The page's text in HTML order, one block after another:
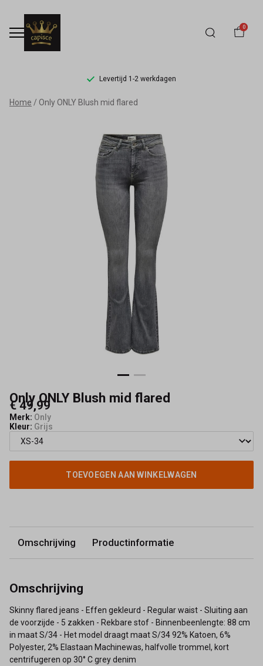
0
Levertijd 1-2 werkdagen
ONLY
Home Only ONLY Blush mid flared
Only ONLY Blush mid flared
€ 49,99
Merk: Only
Kleur: Grijs
TOEVOEGEN AAN WINKELWAGEN
Omschrijving Productinformatie
Omschrijving
Skinny flared jeans - Effen gekleurd - Regular waist - Sluiting aan
de voorzijde - 5 zakken - Rekbare stof - Binnenbeenlengte: 88 cm
in maat S/34 - Het model draagt maat S/34 92% Katoen, 6%
Polyester, 2% Elastaan Machinewas, halfvolle trommel, kort
centrifugeren op 30° C grey denim